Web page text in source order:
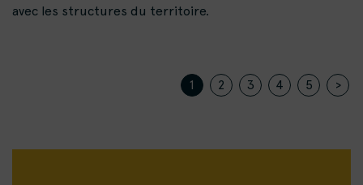
avec les structures du territoire.
1 2 3 4 5 >